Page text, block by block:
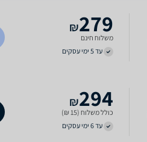
279
₪
משלוח חינם
עד 5 ימי עסקים
294
₪
כולל משלוח (15 ₪)
עד 6 ימי עסקים